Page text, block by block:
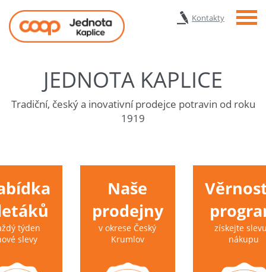
Kontakty Menu
JEDNOTA KAPLICE
Tradiční, český a inovativní prodejce potravin od roku
1919
týden
slevy
Naše
prodejny
v okrese Český
Krumlov
získejte
nákupu